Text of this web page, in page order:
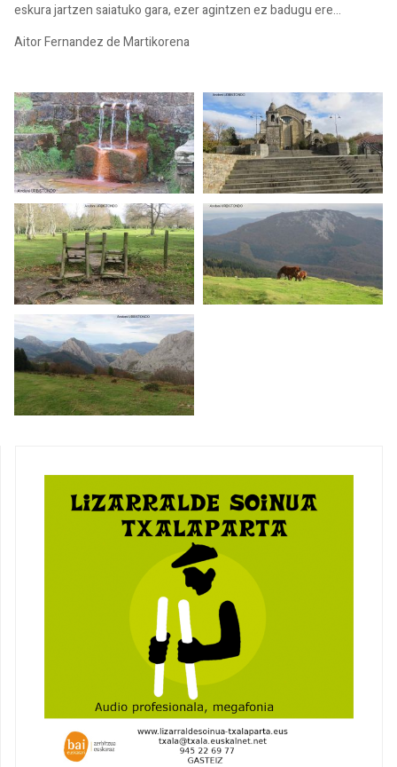
eskura jartzen saiatuko gara, ezer agintzen ez badugu ere...
Aitor Fernandez de Martikorena